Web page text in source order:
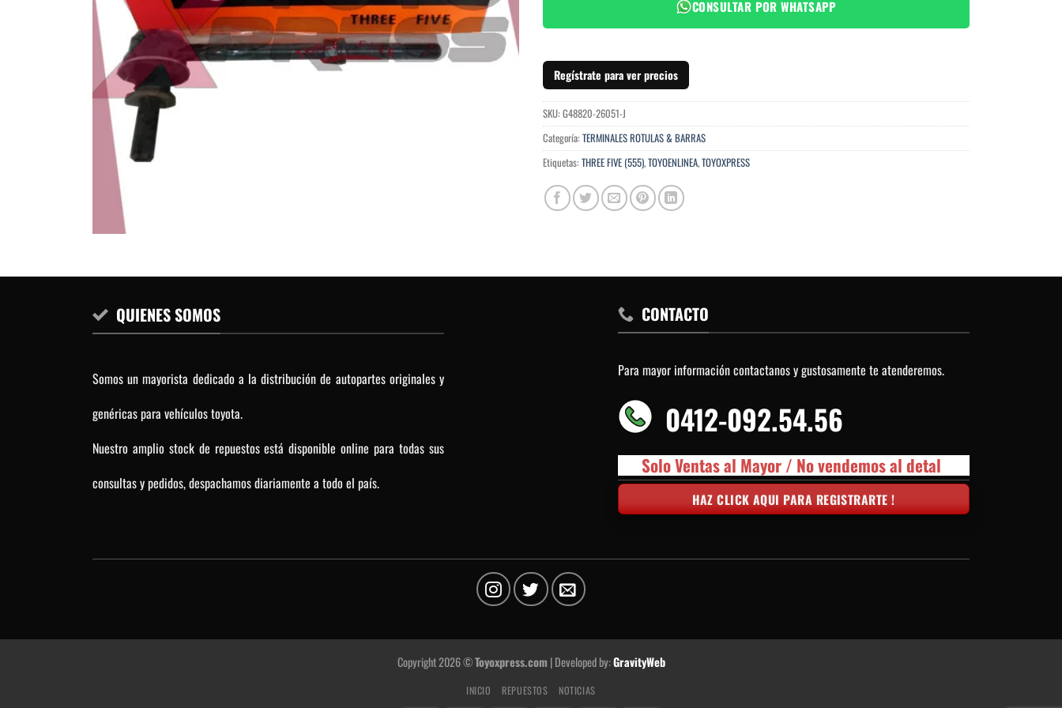
CONSULTAR POR WHATSAPP
Regístrate para ver precios
SKU: G48820-26051-J
Categoría: TERMINALES ROTULAS & BARRAS
Etiquetas: THREE FIVE (555),TOYOENLINEA,TOYOXPRESS
QUIENES SOMOS
Somos un mayorista dedicado a la distribución de autopartes originales y
genéricas para vehículos toyota.
Nuestro amplio stock de repuestos está disponible online para todas sus
consultas y pedidos, despachamos diariamente a todo el país.
CONTACTO
Para mayor información contactanos y gustosamente te atenderemos.
0412-092.54.56
Solo Ventas al Mayor / No vendemos al detal
HAZ CLICK AQUI PARA REGISTRARTE !
Copyright 2026 ©Toyoxpress.com | Developed by:GravityWeb
INICIO REPUESTOS NOTICIAS